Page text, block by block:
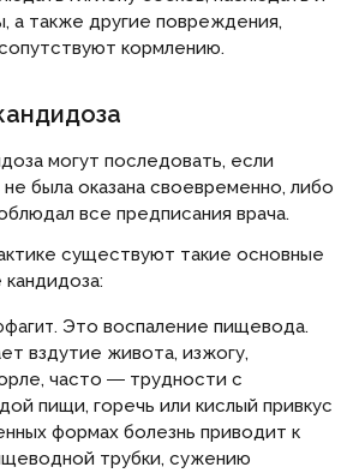
а также другие повреждения,
кормлению.
могут последовать, если
была оказана своевременно, либо
все предписания врача.
существуют такие основные
Это воспаление пищевода.
вздутие живота, изжогу,
часто ― трудности с
пищи, горечь или кислый привкус
формах болезнь приводит к
трубки, сужению